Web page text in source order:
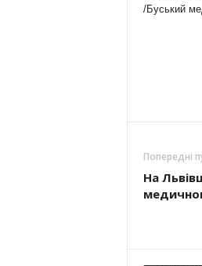
/Буський
Попередні
На